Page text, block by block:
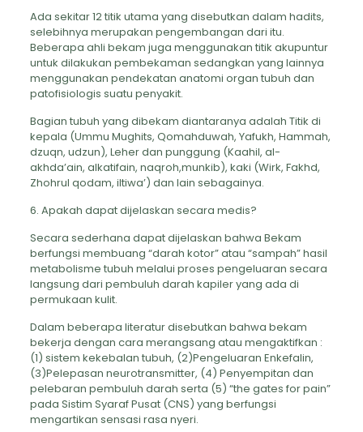
Ada sekitar 12 titik utama yang disebutkan dalam hadits,
selebihnya merupakan pengembangan dari itu.
Beberapa ahli bekam juga menggunakan titik akupuntur
untuk dilakukan pembekaman sedangkan yang lainnya
menggunakan pendekatan anatomi organ tubuh dan
patofisiologis suatu penyakit.
Bagian tubuh yang dibekam diantaranya adalah Titik di
kepala (Ummu Mughits, Qomahduwah, Yafukh, Hammah,
dzuqn, udzun), Leher dan punggung (Kaahil, al-
akhda’ain, alkatifain, naqroh,munkib), kaki (Wirk, Fakhd,
Zhohrul qodam, iltiwa’) dan lain sebagainya.
6. Apakah dapat dijelaskan secara medis?
Secara sederhana dapat dijelaskan bahwa Bekam
berfungsi membuang “darah kotor” atau “sampah” hasil
metabolisme tubuh melalui proses pengeluaran secara
langsung dari pembuluh darah kapiler yang ada di
permukaan kulit.
Dalam beberapa literatur disebutkan bahwa bekam
bekerja dengan cara merangsang atau mengaktifkan :
(1) sistem kekebalan tubuh, (2)Pengeluaran Enkefalin,
(3)Pelepasan neurotransmitter, (4) Penyempitan dan
pelebaran pembuluh darah serta (5) “the gates for pain”
pada Sistim Syaraf Pusat (CNS) yang berfungsi
mengartikan sensasi rasa nyeri.